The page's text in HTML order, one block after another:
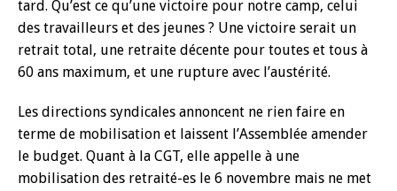
tard. Qu’est ce qu’une victoire pour notre camp, celui
des travailleurs et des jeunes ? Une victoire serait un
retrait total, une retraite décente pour toutes et tous à
60 ans maximum, et une rupture avec l’austérité.
Les directions syndicales annoncent ne rien faire en
terme de mobilisation et laissent l’Assemblée amender
le budget. Quant à la CGT, elle appelle à une
mobilisation des retraité-es le 6 novembre mais ne met